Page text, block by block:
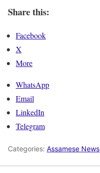
Share this:
Facebook
X
More
WhatsApp
Email
LinkedIn
Telegram
Categories: Assamese News